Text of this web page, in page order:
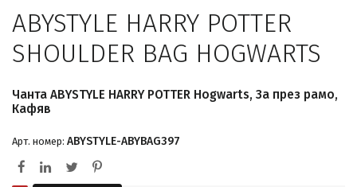
ABYSTYLE HARRY POTTER
SHOULDER BAG HOGWARTS
Чанта ABYSTYLE HARRY POTTER Hogwarts, За през рамо,
Кафяв
Арт. номер: ABYSTYLE-ABYBAG397